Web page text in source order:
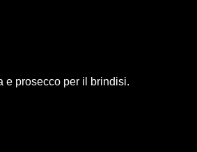
e prosecco per il brindisi.